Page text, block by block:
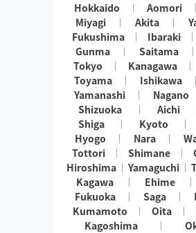
Hokkaido Aomori
Miyagi
Akita
Fukushima
Ibaraki
Gunma
Saitama
Tokyo
Kanagawa
Toyama
Ishikawa
Yamanashi
Nagano
Shizuoka
Aichi
Shiga
Kyoto
Hyogo
Nara
Tottori
Shimane
Hiroshima
Yamaguchi
Kagawa
Ehime
Fukuoka
Saga
Kumamoto
Oita
Kagoshima